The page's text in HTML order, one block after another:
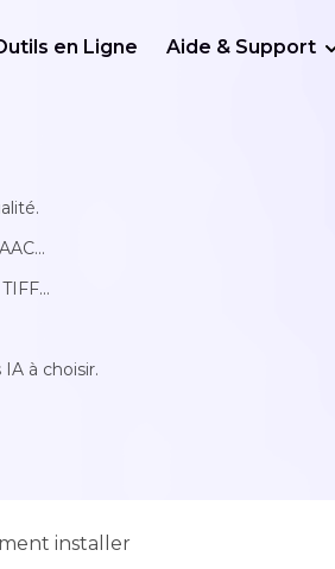
en Ligne Aide & Support
à choisir.
installer